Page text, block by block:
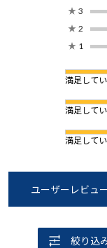
★ 3
★ 2
★ 1
満足して
満足して
満足して
ユーザーレビュ
絞り込